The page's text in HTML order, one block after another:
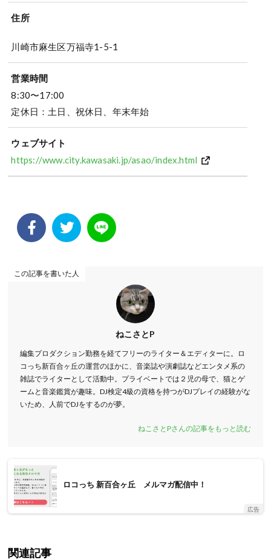
住所
川崎市麻生区万福寺1-5-1
営業時間
8:30〜17:00
定休日：土日、祝休日、年末年始
ウェブサイト
https://www.city.kawasaki.jp/asao/index.html
この記事を書いた人
ねこさとP
編集プロダクション勤務を経てフリーのライター＆エディターに。ロ
コっち新百合ヶ丘の運営のほかに、音楽誌や演劇誌などエンタメ系の
雑誌でライターとして活動中。プライベートでは２児の母で、猫とゲ
ームと音楽鑑賞が趣味。DJ検定4級の資格を持つがDJプレイの経験がな
いため、人前でDJをするのが夢。
ねこさとPさんの記事をもっと読む
ロコっち 新百合ヶ丘 メルマガ配信中！
広告
関連記事